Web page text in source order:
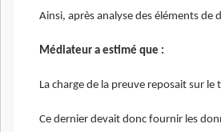
Ainsi, après analyse des éléments de
Médiateur a estimé que :
La charge de la preuve reposait sur le
Ce dernier devait donc fournir les